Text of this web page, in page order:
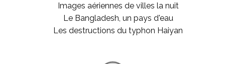
Images aériennes de villes la nuit
Le Bangladesh, un pays d'eau
Les destructions du typhon Haiyan